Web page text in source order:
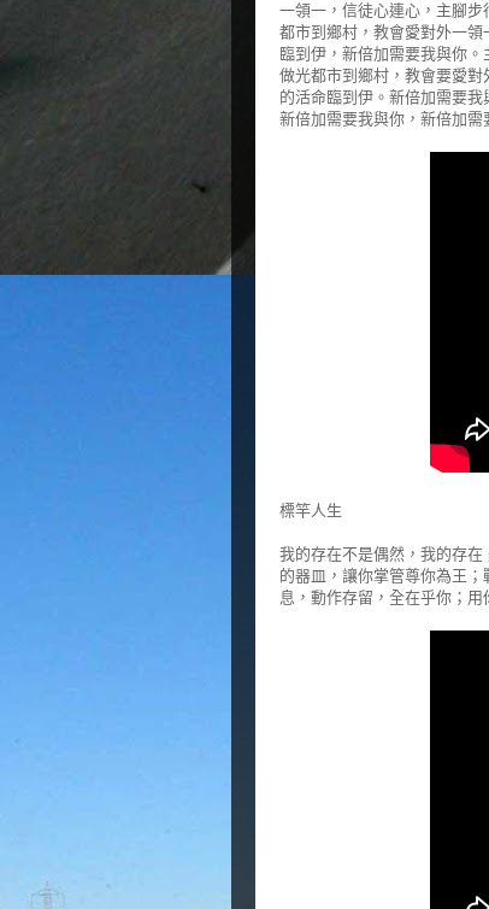
一領一，信徒心連心，主腳
都市到鄉村，教會愛對外一
臨到伊，新倍加需要我與你
做光都市到鄉村，教會要愛
的活命臨到伊。新倍加需要
新倍加需要我與你，新倍加需
標竿人生
我的存在不是偶然，我的存
的器皿，讓你掌管尊你為王
息，動作存留，全在乎你；